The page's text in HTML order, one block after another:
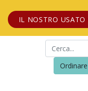
IL NOSTRO USATO